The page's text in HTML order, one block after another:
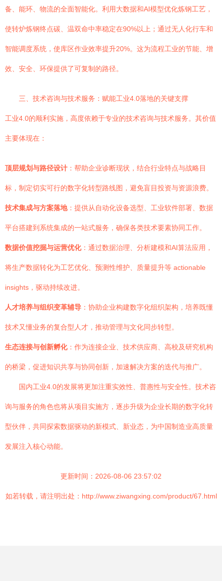
备、能环、物流的全面智能化。利用大数据和AI模型优化炼钢工艺，
使转炉炼钢终点碳、温双命中率稳定在90%以上；通过无人化行车和
智能调度系统，使库区作业效率提升20%。这为流程工业的节能、增
效、安全、环保提供了可复制的路径。
三、技术咨询与技术服务：赋能工业4.0落地的关键支撑
工业4.0的顺利实施，高度依赖于专业的技术咨询与技术服务。其价值
主要体现在：
顶层规划与路径设计 ：帮助企业诊断现状，结合行业特点与战略目
标，制定切实可行的数字化转型路线图，避免盲目投资与资源浪费。
技术集成与方案落地：提供从自动化设备选型、工业软件部署、数据
平台搭建到系统集成的一站式服务，确保各类技术要素协同工作。
数据价值挖掘与运营优化：通过数据治理、分析建模和AI算法应用，
将生产数据转化为工艺优化、预测性维护、质量提升等 actionable
insights，驱动持续改进。
人才培养与组织变革辅导 ：协助企业构建数字化组织架构，培养既懂
技术又懂业务的复合型人才，推动管理与文化同步转型。
生态连接与创新孵化：作为连接企业、技术供应商、高校及研究机构
的桥梁，促进知识共享与协同创新，加速解决方案的迭代与推广。
国内工业4.0的发展将更加注重实效性、普惠性与安全性。技术咨
询与服务的角色也将从项目实施方，逐步升级为企业长期的数字化转
型伙伴，共同探索数据驱动的新模式、新业态，为中国制造业高质量
发展注入核心动能。
更新时间：2026-08-06 23:57:02
如若转载，请注明出处：http://www.ziwangxing.com/product/67.html